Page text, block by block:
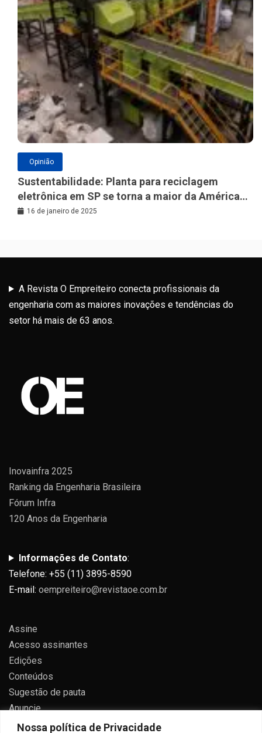
Nossa política de Privacidade
Opinião
Sustentabilidade: Planta para reciclagem
eletrônica em SP se torna a maior da América
Latina
16 de janeiro de 2025
A Revista O Empreiteiro conecta profissionais da
engenharia com as maiores inovações e tendências do
setor há mais de 63 anos.
Inovainfra 2025
Ranking da Engenharia Brasileira
Fórum Infra
120 Anos da Engenharia
Informações de Contato:
Telefone: +55 (11) 3895-8590
E-mail: oempreiteiro@revistaoe.com.br
Assine
Acesso assinantes
Edições
Conteúdos
Sugestão de pauta
Anuncie
Contato